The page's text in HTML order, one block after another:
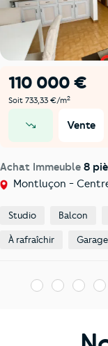
110 000 €
Soit 733,33 €/m2
Vente
Achat Immeuble 8
Montluçon -
Studio Balcon
À rafraîchir Garage
1 2 3 4